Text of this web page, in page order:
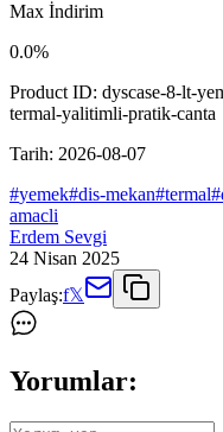
Max İndirim
0.0%
Product ID: dyscase-8-lt-
termal-yalitimli-pratik-canta
Tarih: 2026-08-07
#yemek#dis-mekan#termal#
amacli
Erdem Sevgi
24 Nisan 2025
Paylaş:f𝕏
Yorumlar: